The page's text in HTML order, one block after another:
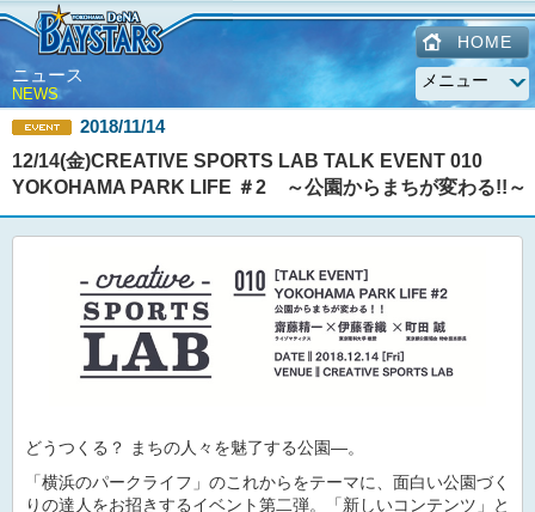
HOME
ニュース
NEWS
2018/11/14
12/14(金)CREATIVE SPORTS LAB TALK EVENT 010
YOKOHAMA PARK LIFE ＃2 ～公園からまちが変わる!!～
どうつくる？ まちの人々を魅了する公園―。
「横浜のパークライフ」のこれからをテーマに、面白い公園づく
りの達人をお招きするイベント第二弾。「新しいコンテンツ」と